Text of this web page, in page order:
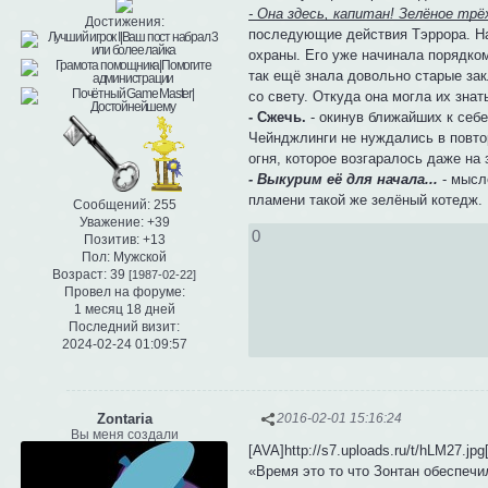
Достижения:
Сообщений:255
Уважение: +39
Позитив: +13
Пол: Мужской
Возраст: 39 [1987-02-22]
Провел на форуме:
1 месяц 18 дней
Последний визит:
2024-02-24 01:09:57
- Она здесь, капитан! Зелёное
последующие действия Тэррора.
охраны. Его уже начинала
так ещё знала довольно старые
со свету. Откуда она могла их
- Сжечь. - окинув ближайших к
Чейнджлинги не нуждались в
огня, которое возгаралось даже
- Выкурим её для начала... -
пламени такой же зелёный котедж.
0
2016-02-01 15:16:24
Zontaria
Вы меня создали
[AVA]http://s7.uploads.ru/t/
«Время это то что Зонтан